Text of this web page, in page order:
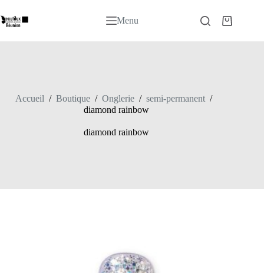
au
contenu
Menu
Panier
Accueil / Boutique / Onglerie / semi-permanent /
diamond rainbow
diamond rainbow